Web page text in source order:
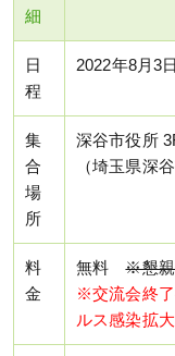
細
日
程
2022年8月3
集
合
場
所
深谷市役所
（埼玉県深
料
金
無料※懇親
※交流会終
ルス感染拡